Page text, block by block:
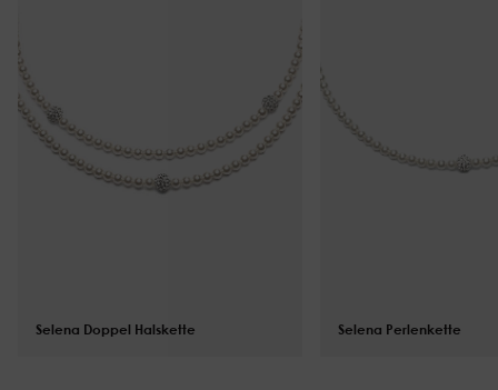
Selena Doppel Halskette
$169.00 Selena Perlenkette
$124.00